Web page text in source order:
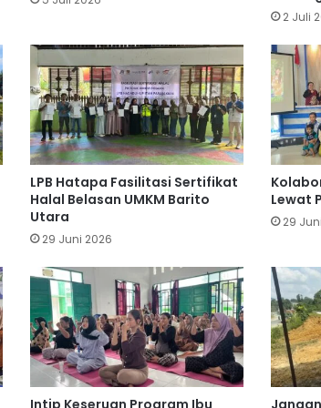
Tenggelam di
Ditemukan
Truk Tangki
Utara, Sopir
BIS Group
Desa
Faktual
PT PAMA
PT SMM
2 Juli
LPB Hatapa Fasilitasi Sertifikat
Halal Belasan UMKM Barito
Utara
29 Juni 2026
Lewat
29
Intip Keseruan Program Ibu